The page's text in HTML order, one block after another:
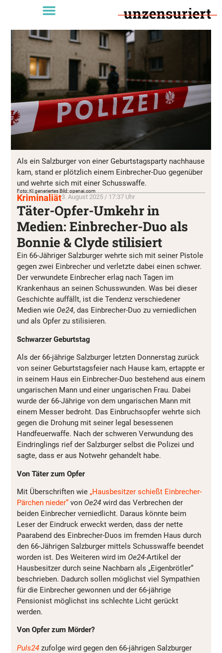
Als ein Salzburger von einer Geburtstagsparty nachhause
kam, stand er plötzlich einem Einbrecher-Duo gegenüber
und wehrte sich mit einer Schusswaffe.
Foto: KI generiertes Bild: openai.com
Kriminaliät3. August 2025 / 17:37 Uhr
Täter-Opfer-Umkehr in
Medien: Einbrecher-Duo als
Bonnie & Clyde stilisiert
Ein 66-Jähriger Salzburger wehrte sich mit seiner Pistole
gegen zwei Einbrecher und verletzte dabei einen schwer.
Der verwundete Einbrecher erlag nach Tagen im
Krankenhaus an seinen Schusswunden. Was bei dieser
Geschichte auffällt, ist die Tendenz verschiedener
Medien wie Oe24, das Einbrecher-Duo zu verniedlichen
und als Opfer zu stilisieren.
Schwarzer Geburtstag
Als der 66-jährige Salzburger letzten Donnerstag zurück
von seiner Geburtstagsfeier nach Hause kam, ertappte er
in seinem Haus ein Einbrecher-Duo bestehend aus einem
ungarischen Mann und einer ungarischen Frau. Dabei
wurde der 66-Jährige von dem ungarischen Mann mit
einem Messer bedroht. Das Einbruchsopfer wehrte sich
gegen die Drohung mit seiner legal besessenen
Handfeuerwaffe. Nach der schweren Verwundung des
Eindringlings rief der Salzburger selbst die Polizei und
sagte, dass er aus Notwehr gehandelt habe.
Von Täter zum Opfer
Mit Überschriften wie „Hausbesitzer schießt Einbrecher-
Pärchen nieder“ von Oe24 wird das Verbrechen der
beiden Einbrecher verniedlicht. Daraus könnte beim
Leser der Eindruck erweckt werden, dass der nette
Paarabend des Einbrecher-Duos im fremden Haus durch
den 66-Jährigen Salzburger mittels Schusswaffe beendet
worden ist. Des Weiteren wird im Oe24-Artikel der
Hausbesitzer durch seine Nachbarn als „Eigenbrötler“
beschrieben. Dadurch sollen möglichst viel Sympathien
für die Einbrecher gewonnen und der 66-jährige
Pensionist möglichst ins schlechte Licht gerückt
werden.
Von Opfer zum Mörder?
Puls24 zufolge wird gegen den 66-jährigen Salzburger